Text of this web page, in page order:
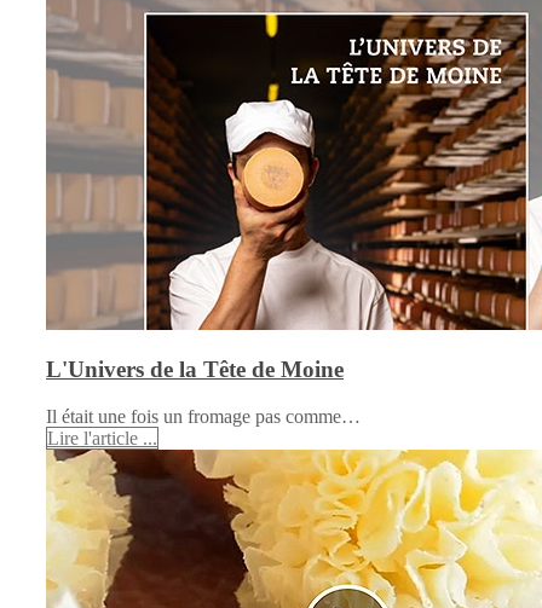
L'Univers de la Tête de Moine
Il était une fois un fromage pas comme…
Lire l'article ...